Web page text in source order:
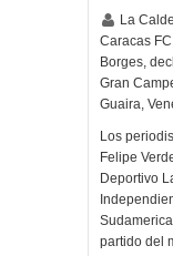
La
Caracas FC
Borges,
Gran
Guaira,
Los
Felipe
Deportivo
partido del